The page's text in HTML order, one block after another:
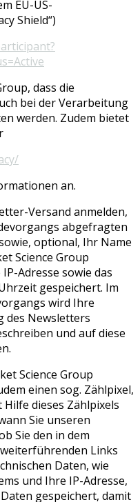
EU-US-
Shield“)
dass die
bei der Verarbeitung
werden. Zudem bietet
an.
Versand anmelden,
abgefragten
optional, Ihr Name
Science Group
Adresse sowie das
gespeichert. Im
wird Ihre
des Newsletters
und auf diese
Science Group
einen sog. Zählpixel,
dieses Zählpixels
Sie unseren
Sie den in dem
Links
Daten, wie
und Ihre IP-Adresse,
gespeichert, damit